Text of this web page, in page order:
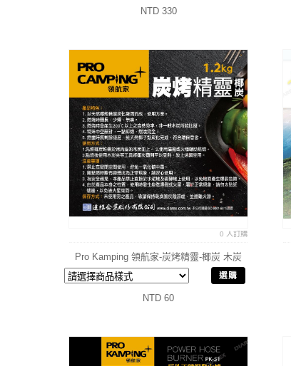
NTD 330
0 人訂購
Pro Kamping 領航家-炭烤精靈-椰炭 木炭
選購
NTD 60